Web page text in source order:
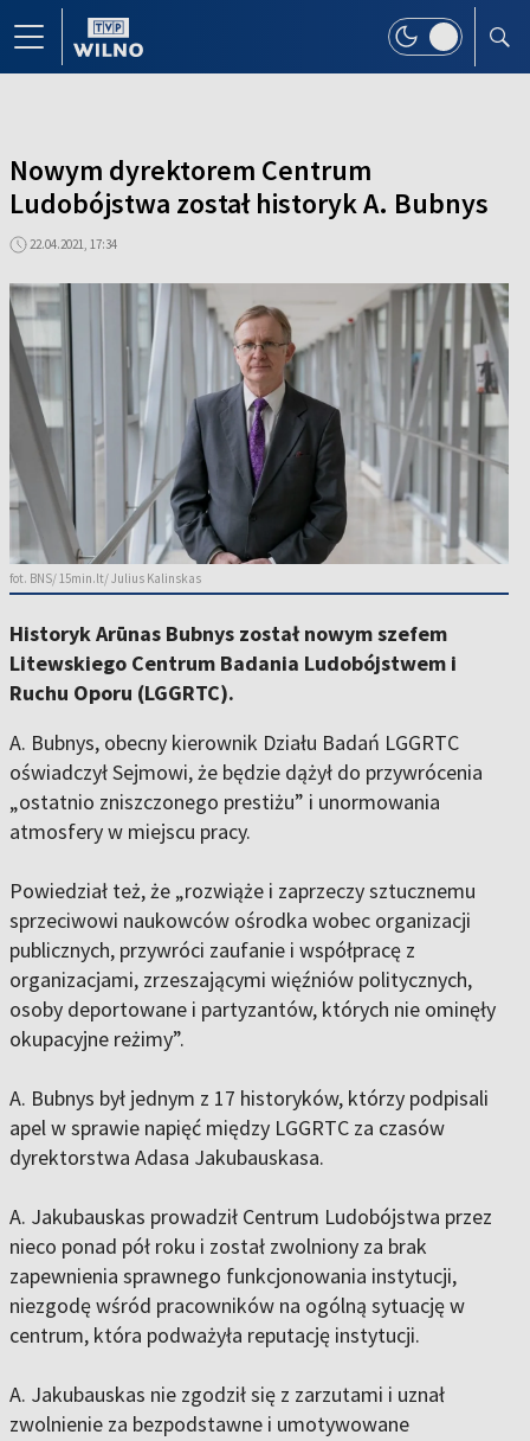
Nowym dyrektorem Centrum
Ludobójstwa został historyk A. Bubnys
22.04.2021, 17:34
fot. BNS/ 15min.lt/ Julius Kalinskas
Historyk Arūnas Bubnys został nowym szefem
Litewskiego Centrum Badania Ludobójstwem i
Ruchu Oporu (LGGRTC).
A. Bubnys, obecny kierownik Działu Badań LGGRTC
oświadczył Sejmowi, że będzie dążył do przywrócenia
„ostatnio zniszczonego prestiżu” i unormowania
atmosfery w miejscu pracy.
Powiedział też, że „rozwiąże i zaprzeczy sztucznemu
sprzeciwowi naukowców ośrodka wobec organizacji
publicznych, przywróci zaufanie i współpracę z
organizacjami, zrzeszającymi więźniów politycznych,
osoby deportowane i partyzantów, których nie ominęły
okupacyjne reżimy”.
A. Bubnys był jednym z 17 historyków, którzy podpisali
apel w sprawie napięć między LGGRTC za czasów
dyrektorstwa Adasa Jakubauskasa.
A. Jakubauskas prowadził Centrum Ludobójstwa przez
nieco ponad pół roku i został zwolniony za brak
zapewnienia sprawnego funkcjonowania instytucji,
niezgodę wśród pracowników na ogólną sytuację w
centrum, która podważyła reputację instytucji.
A. Jakubauskas nie zgodził się z zarzutami i uznał
zwolnienie za bezpodstawne i umotywowane